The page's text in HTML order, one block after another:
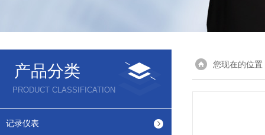
产品分类
PRODUCT CLASSIFICATION
记录仪表
您现在的位置